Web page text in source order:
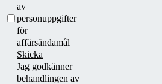
av
personuppgifter
för
affärsändamål
Skicka
Jag godkänner
behandlingen av